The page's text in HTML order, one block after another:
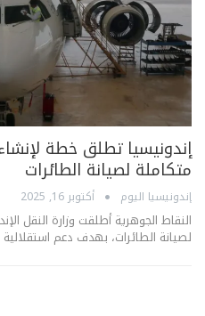
إندونيسيا تطلق خطة
متكاملة لصيانة الطائرات
إندونيسيا اليوم أكتوبر 16, 2025
النقاط الجوهرية أطلقت وزارة النقل
لصيانة الطائرات، بهدف دعم